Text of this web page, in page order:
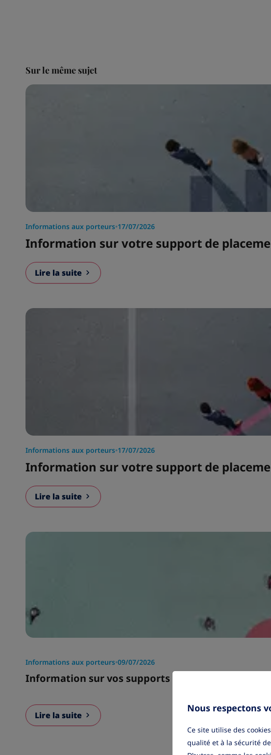
Sur le même sujet
Informations aux porteurs•17/07/2026
Information sur votre support de
Lire la suite
Informations aux porteurs•17/07/2026
Information sur votre support de
Lire la suite
Informations aux porteurs•09/07/2026
Information sur vos supports de placement
Lire la suite
Nous respectons
Ce site utilise des
qualité et à la sécurité